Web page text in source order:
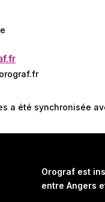
a été synchronisée
Orograf est
entre Angers